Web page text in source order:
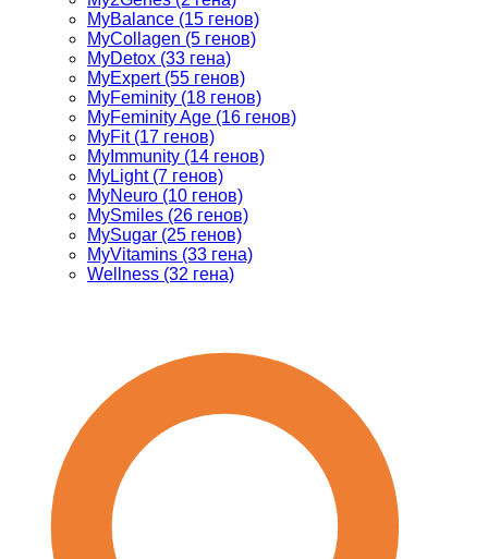
MyBalance (15 генов)
MyCollagen (5 генов)
MyDetox (33 гена)
MyExpert (55 генов)
MyFeminity (18 генов)
MyFeminity Age (16 генов)
MyFit (17 генов)
MyImmunity (14 генов)
MyLight (7 генов)
MyNeuro (10 генов)
MySmiles (26 генов)
MySugar (25 генов)
MyVitamins (33 гена)
Wellness (32 гена)